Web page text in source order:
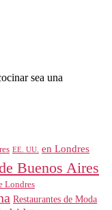
sea una
EE. UU. en Londres
Buenos Aires
Londres
Restaurantes de Moda